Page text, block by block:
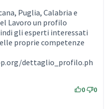
Puglia, Calabria e
Lavoro un profilo
gli esperti interessati
proprie competenze
dettaglio_profilo.ph
0 0